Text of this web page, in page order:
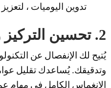
تدوين اليوميات ،
2. تحسين التركيز والتدقيق
يُتيح لك الإنفصال عن
وتدقيقك. يُساعدك تقليل
الانغماس الكامل في مهام